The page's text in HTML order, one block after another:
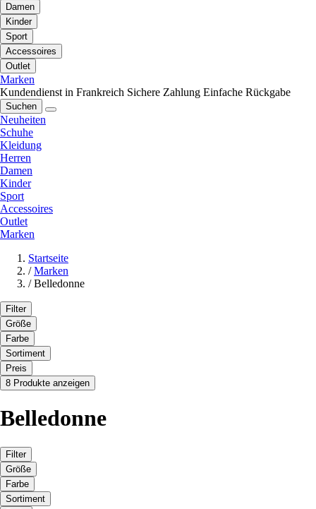
Damen
Kinder
Sport
Accessoires
Outlet
Marken
Kundendienst in Frankreich Sichere Zahlung Einfache Rückgabe
Suchen
Neuheiten
Schuhe
Kleidung
Herren
Damen
Kinder
Sport
Accessoires
Outlet
Marken
Startseite
/ Marken
/ Belledonne
Filter
Größe
Farbe
Sortiment
Preis
8 Produkte anzeigen
Belledonne
Filter
Größe
Farbe
Sortiment